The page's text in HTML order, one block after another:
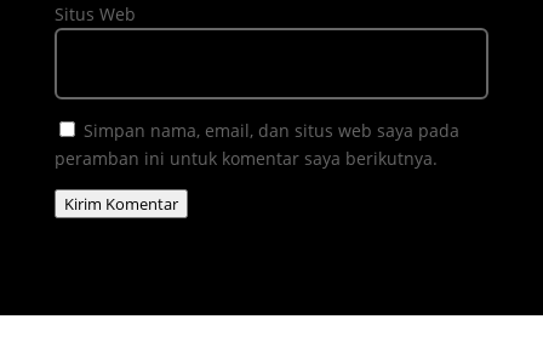
Situs Web
Simpan nama, email, dan situs web saya pada
peramban ini untuk komentar saya berikutnya.
Kirim Komentar